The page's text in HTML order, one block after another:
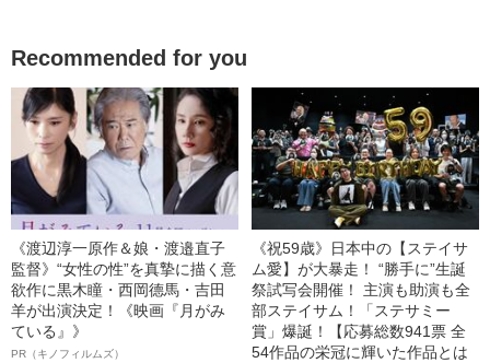
Recommended for you
《渡辺淳一原作＆娘・渡邉直子
監督》“女性の性”を真摯に描く意
欲作に黒木瞳・西岡德馬・吉田
羊が出演決定！《映画『月がみ
ている』》
PR（キノフィルムズ）
《祝59歳》日本中の【ステイサ
ム愛】が大暴走！ “勝手に”生誕
祭試写会開催！ 主演も助演も全
部ステイサム！「ステサミー
賞」爆誕！【応募総数941票 全
54作品の栄冠に輝いた作品とは